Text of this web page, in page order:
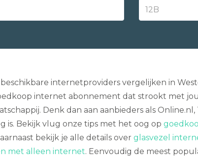
internetproviders vergelijken in
internet abonnement dat strookt met
Denk dan aan aanbieders als
is. Bekijk vlug onze tips met het oog op
bekijk je alle details over glasvezel
met alleen internet. Eenvoudig de meest